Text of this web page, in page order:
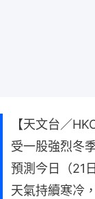
【天文台／
受一股強烈冬
預測今日（21
天氣持續寒冷